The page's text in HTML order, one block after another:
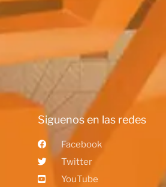
Siguenos en las redes
Facebook
Twitter
YouTube